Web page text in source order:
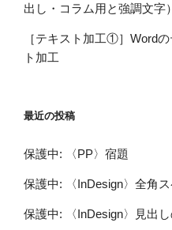
出し・コラム用と強調文字）
［テキスト加工①］Word
ト加工
最近の投稿
保護中: 〈PP〉宿題
保護中: 〈InDesign〉全角
保護中: 〈InDesign〉見出